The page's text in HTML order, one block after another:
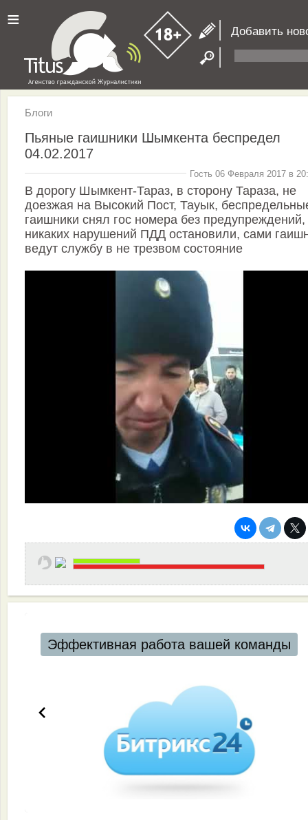
≡ Добавить
Блоги
Пьяные гаишники Шымкента беспредел
04.02.2017
Гость 06 Февраля 2017 в
В дорогу Шымкент-Тараз, в сторону Тараза, не
доезжая на Высокий Пост, Тауык,
гаишники снял гос номера без предупреждений,
никаких нарушений ПДД остановили, сами
ведут службу в не трезвом состояние
Эффективная работа вашей команды